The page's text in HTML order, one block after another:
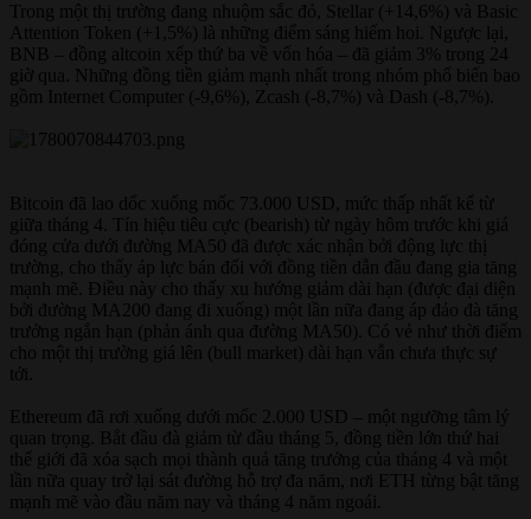
Trong một thị trường đang nhuộm sắc đỏ, Stellar (+14,6%) và Basic
Attention Token (+1,5%) là những điểm sáng hiếm hoi. Ngược lại,
BNB – đồng altcoin xếp thứ ba về vốn hóa – đã giảm 3% trong 24
giờ qua. Những đồng tiền giảm mạnh nhất trong nhóm phổ biến bao
gồm Internet Computer (-9,6%), Zcash (-8,7%) và Dash (-8,7%).
Bitcoin đã lao dốc xuống mốc 73.000 USD, mức thấp nhất kể từ
giữa tháng 4. Tín hiệu tiêu cực (bearish) từ ngày hôm trước khi giá
đóng cửa dưới đường MA50 đã được xác nhận bởi động lực thị
trường, cho thấy áp lực bán đối với đồng tiền dẫn đầu đang gia tăng
mạnh mẽ. Điều này cho thấy xu hướng giảm dài hạn (được đại diện
bởi đường MA200 đang đi xuống) một lần nữa đang áp đảo đà tăng
trưởng ngắn hạn (phản ánh qua đường MA50). Có vẻ như thời điểm
cho một thị trường giá lên (bull market) dài hạn vẫn chưa thực sự
tới.
Ethereum đã rơi xuống dưới mốc 2.000 USD – một ngưỡng tâm lý
quan trọng. Bắt đầu đà giảm từ đầu tháng 5, đồng tiền lớn thứ hai
thế giới đã xóa sạch mọi thành quả tăng trưởng của tháng 4 và một
lần nữa quay trở lại sát đường hỗ trợ đa năm, nơi ETH từng bật tăng
mạnh mẽ vào đầu năm nay và tháng 4 năm ngoái.